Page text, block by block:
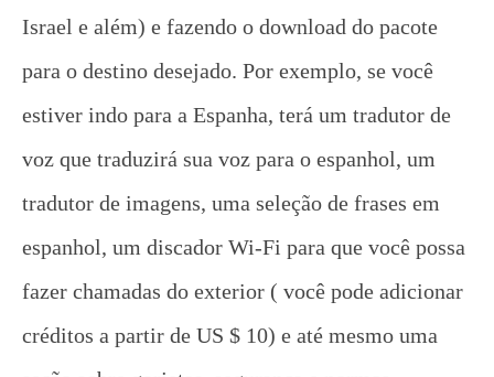
Israel e além) e fazendo o download do pacote
para o destino desejado. Por exemplo, se você
estiver indo para a Espanha, terá um tradutor de
voz que traduzirá sua voz para o espanhol, um
tradutor de imagens, uma seleção de frases em
espanhol, um discador Wi-Fi para que você possa
fazer chamadas do exterior ( você pode adicionar
créditos a partir de US $ 10) e até mesmo uma